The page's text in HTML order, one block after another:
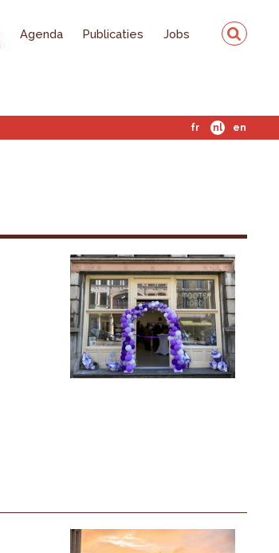
Agenda Publicaties Jobs
fr nl en